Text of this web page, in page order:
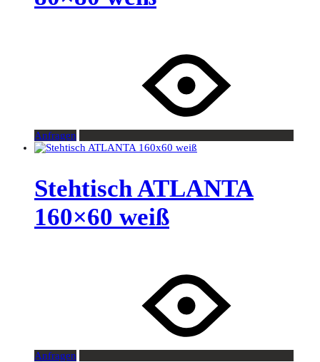
Anfragen
Stehtisch ATLANTA
160×60 weiß
Anfragen